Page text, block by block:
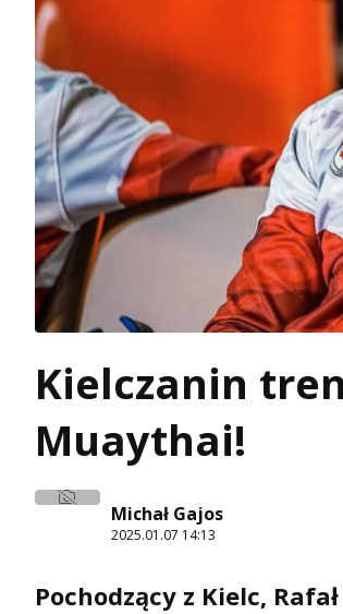
Kielczanin
Muaythai!
Michał Gajos
2025.01.07 14:13
Pochodzący z Kielc,